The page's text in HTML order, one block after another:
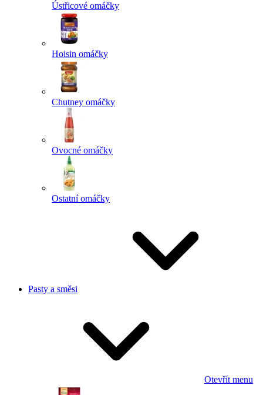
Ústřicové omáčky
Hoisin omáčky
Chutney omáčky
Ovocné omáčky
Ostatní omáčky
Pasty a směsi
Otevřít menu